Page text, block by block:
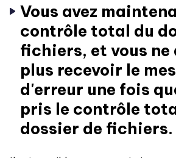
Vous avez
contrôle total du
fichiers, et vous ne
plus recevoir le
d'erreur une fois
pris le contrôle
dossier de fichiers.